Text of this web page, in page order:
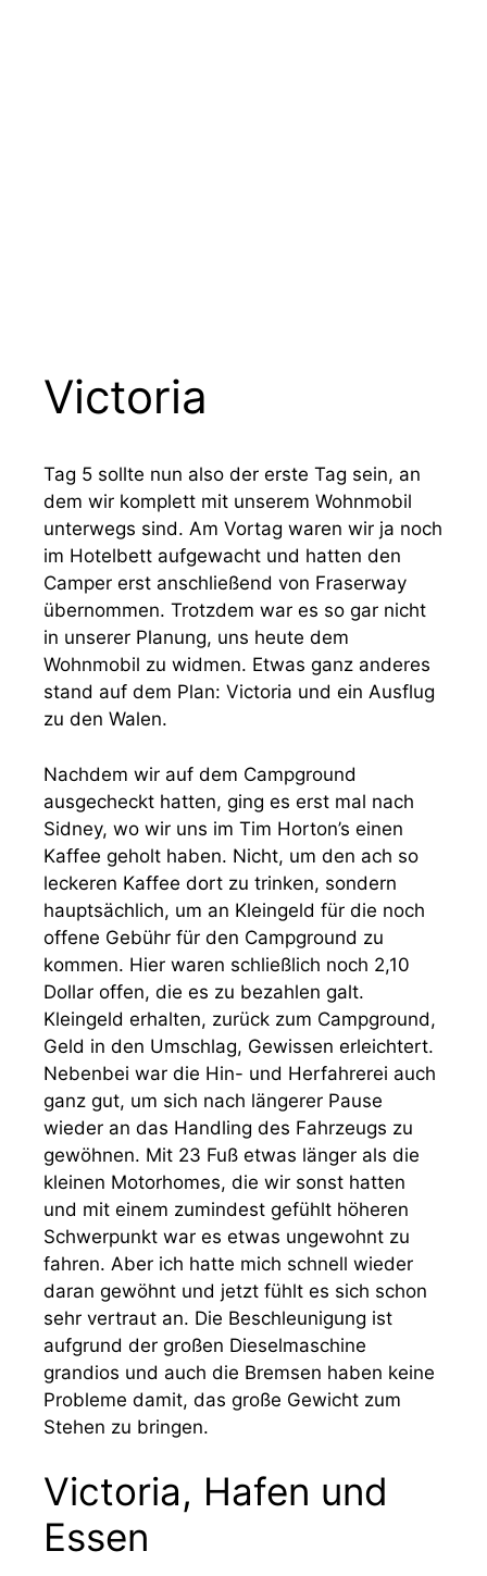
Victoria
Tag 5 sollte nun also der erste Tag sein, an
dem wir komplett mit unserem Wohnmobil
unterwegs sind. Am Vortag waren wir ja noch
im Hotelbett aufgewacht und hatten den
Camper erst anschließend von Fraserway
übernommen. Trotzdem war es so gar nicht
in unserer Planung, uns heute dem
Wohnmobil zu widmen. Etwas ganz anderes
stand auf dem Plan: Victoria und ein Ausflug
zu den Walen.
Nachdem wir auf dem Campground
ausgecheckt hatten, ging es erst mal nach
Sidney, wo wir uns im Tim Horton’s einen
Kaffee geholt haben. Nicht, um den ach so
leckeren Kaffee dort zu trinken, sondern
hauptsächlich, um an Kleingeld für die noch
offene Gebühr für den Campground zu
kommen. Hier waren schließlich noch 2,10
Dollar offen, die es zu bezahlen galt.
Kleingeld erhalten, zurück zum Campground,
Geld in den Umschlag, Gewissen erleichtert.
Nebenbei war die Hin- und Herfahrerei auch
ganz gut, um sich nach längerer Pause
wieder an das Handling des Fahrzeugs zu
gewöhnen. Mit 23 Fuß etwas länger als die
kleinen Motorhomes, die wir sonst hatten
und mit einem zumindest gefühlt höheren
Schwerpunkt war es etwas ungewohnt zu
fahren. Aber ich hatte mich schnell wieder
daran gewöhnt und jetzt fühlt es sich schon
sehr vertraut an. Die Beschleunigung ist
aufgrund der großen Dieselmaschine
grandios und auch die Bremsen haben keine
Probleme damit, das große Gewicht zum
Stehen zu bringen.
Victoria, Hafen und
Essen